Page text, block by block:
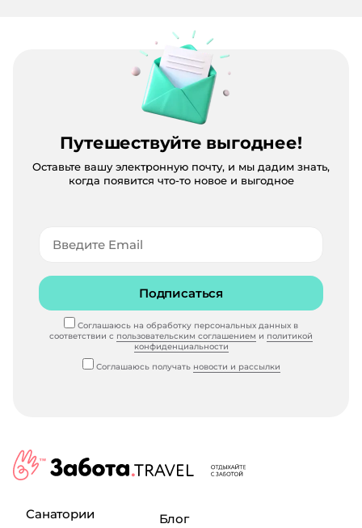
Путешествуйте выгоднее!
Оставьте вашу электронную почту, и мы дадим знать,
когда появится что-то новое и выгодное
Подписаться
Соглашаюсь на обработку персональных данных в
соответствии с пользовательским соглашением и политикой
конфиденциальности
Соглашаюсь получать новости и рассылки
Санатории
Блог